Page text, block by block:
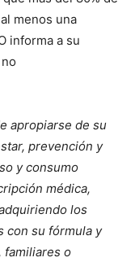
menos una
informa a su
apropiarse de su
prevención y
y consumo
médica,
los
con su fórmula y
familiares o